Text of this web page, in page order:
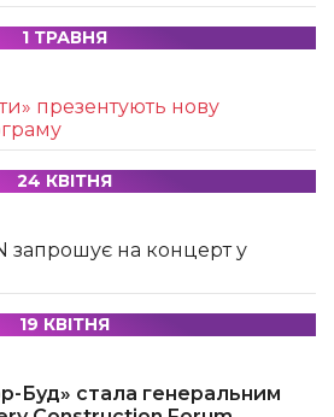
1 ТРАВНЯ
презентують нову
24 КВІТНЯ
запрошує на концерт у
19 КВІТНЯ
Буд» стала генеральним